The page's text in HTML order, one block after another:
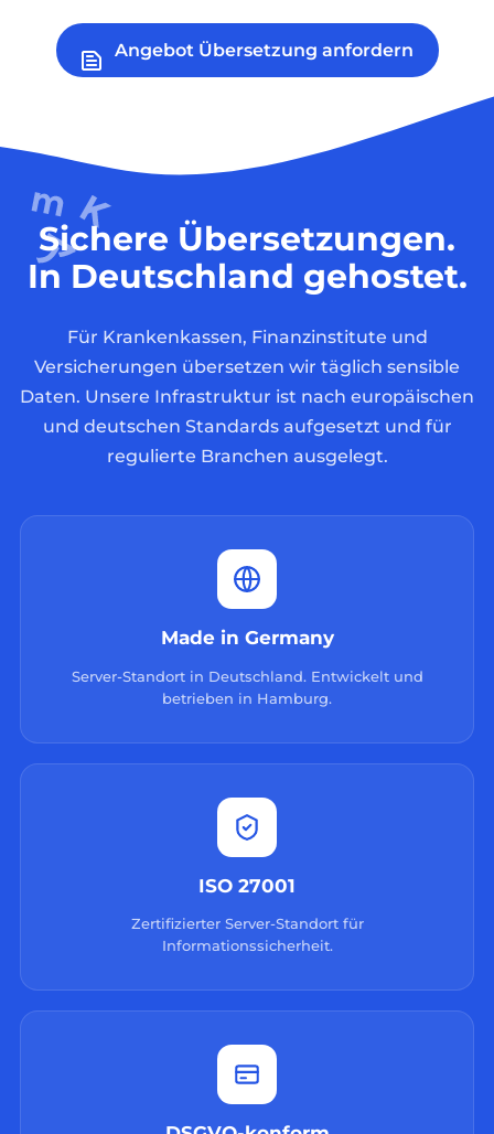
Angebot Übersetzung anfordern
Sichere Übersetzungen.
In Deutschland gehostet.
Für Krankenkassen, Finanzinstitute und
Versicherungen übersetzen wir täglich sensible
Daten. Unsere Infrastruktur ist nach europäischen
und deutschen Standards aufgesetzt und für
regulierte Branchen ausgelegt.
Made in Germany
Server-Standort in Deutschland. Entwickelt und
betrieben in Hamburg.
ISO 27001
Zertifizierter Server-Standort für
Informationssicherheit.